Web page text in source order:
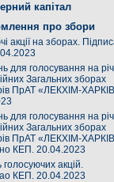
капітал
про збори
акції на зборах.
для голосування на
Загальних зборах
ПрАТ «ЛЕКХІМ-
для голосування на
Загальних зборах
ПрАТ «ЛЕКХІМ-
КЕП. 20.04.2023
голосуючих акцій.
КЕП. 20.04.2023